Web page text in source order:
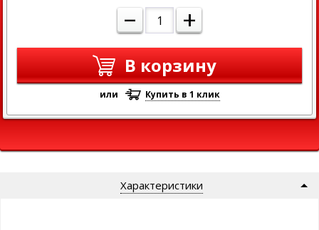
– +
В корзину
или Купить в 1 клик
Характеристики